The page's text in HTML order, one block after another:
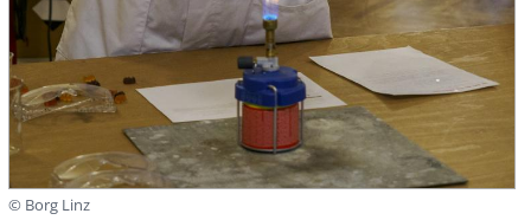
© Borg Linz